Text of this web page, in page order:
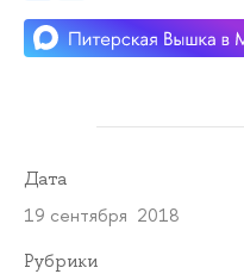
Дата
19 сентября 2018
Рубрики